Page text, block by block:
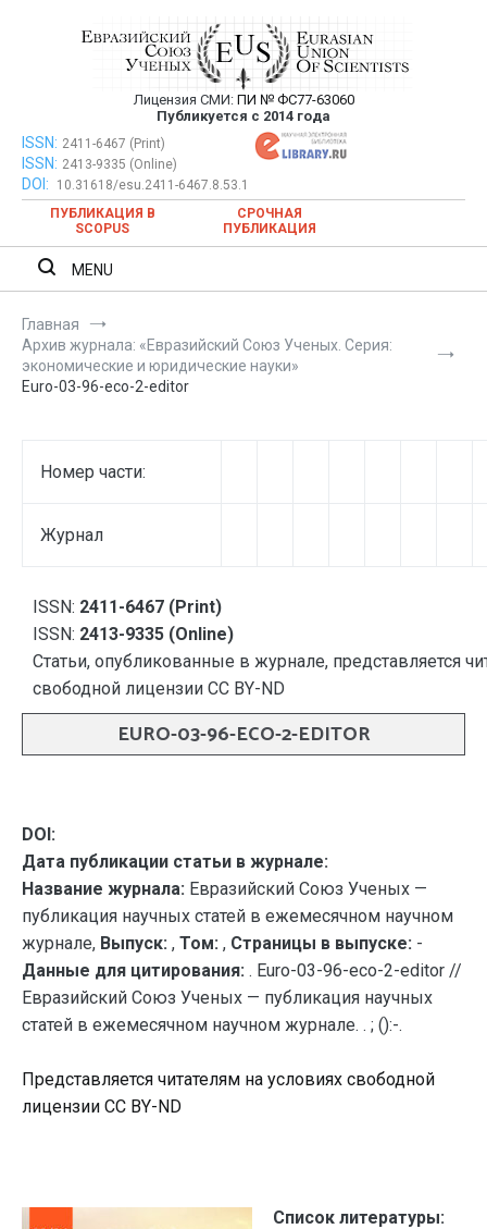
Евразийский Союз Ученых —
публикация научных статей в
ежемесячном научном журнале
Лицензия СМИ: ПИ № ФС77-63060
Публикуется с 2014 года
Евразийский Союз Ученых — публикация научных статей в
ежемесячном научном журнале
ISSN: 2411-6467 (Print)
ISSN: 2413-9335 (Online)
DOI:
10.31618/esu.2411-6467.8.53.1
ПУБЛИКАЦИЯ В
SCOPUS
СРОЧНАЯ
ПУБЛИКАЦИЯ
MENU
Главная
Архив журнала: «Евразийский Союз Ученых. Серия:
экономические и юридические науки»
Euro-03-96-eco-2-editor
Номер части:
Журнал
ISSN: 2411-6467 (Print)
ISSN: 2413-9335 (Online)
Статьи, опубликованные в журнале, представляется
свободной лицензии CC BY-ND
EURO-03-96-ECO-2-EDITOR
DOI:
Дата публикации статьи в журнале:
Название журнала: Евразийский Союз Ученых —
публикация научных статей в ежемесячном научном
журнале, Выпуск: , Том: , Страницы в выпуске: -
Данные для цитирования: . Euro-03-96-eco-2-editor //
Евразийский Союз Ученых — публикация научных
статей в ежемесячном научном журнале. . ; ():-.
Представляется читателям на условиях свободной
лицензии CC BY-ND
Список литературы: